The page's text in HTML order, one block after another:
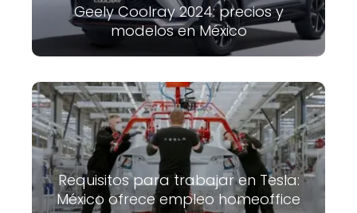
Geely Coolray 2024: precios y
modelos en México
Requisitos para trabajar en Tesla:
México ofrece empleo homeoffice